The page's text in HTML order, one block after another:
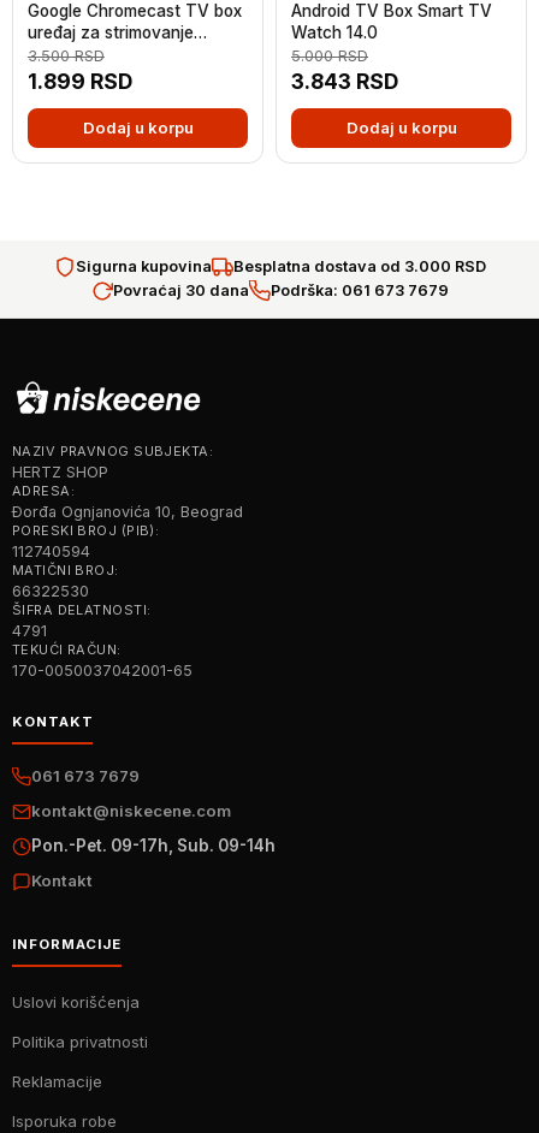
Google Chromecast TV box
uređaj za strimovanje
povezivanje sa telefonom
1.899 RSD
3.500RSD
Dodaj u korpu
Android TV Box Smart TV
Watch 14.0
3.843 RSD
5.000RSD
Dodaj u korpu
Sigurna kupovina
Besplatna dostava od 3.000 RSD
Povraćaj 30 dana
Podrška: 061 673 7679
NAZIV PRAVNOG SUBJEKTA:
HERTZ SHOP
ADRESA:
Đorđa Ognjanovića 10, Beograd
PORESKI BROJ (PIB):
112740594
MATIČNI BROJ:
66322530
ŠIFRA DELATNOSTI:
4791
TEKUĆI RAČUN:
170-0050037042001-65
KONTAKT
061 673 7679
kontakt@niskecene.com
Pon.-Pet. 09-17h, Sub. 09-14h
Kontakt
INFORMACIJE
Uslovi korišćenja
Politika privatnosti
Reklamacije
Isporuka robe